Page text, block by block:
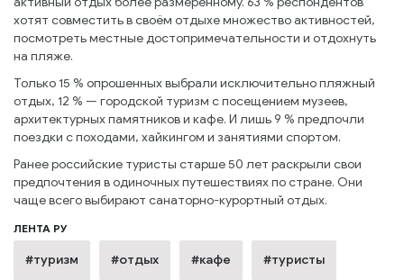
хотят совместить в своём отдыхе множество активностей,
посмотреть местные достопримечательности и отдохнуть
на пляже.
Только 15 % опрошенных выбрали исключительно пляжный
отдых, 12 % — городской туризм с посещением музеев,
архитектурных памятников и кафе. И лишь 9 % предпочли
поездки с походами, хайкингом и занятиями спортом.
Ранее российские туристы старше 50 лет раскрыли свои
предпочтения в одиночных путешествиях по стране. Они
чаще всего выбирают санаторно-курортный отдых.
ЛЕНТА РУ
#туризм #отдых #кафе #туристы